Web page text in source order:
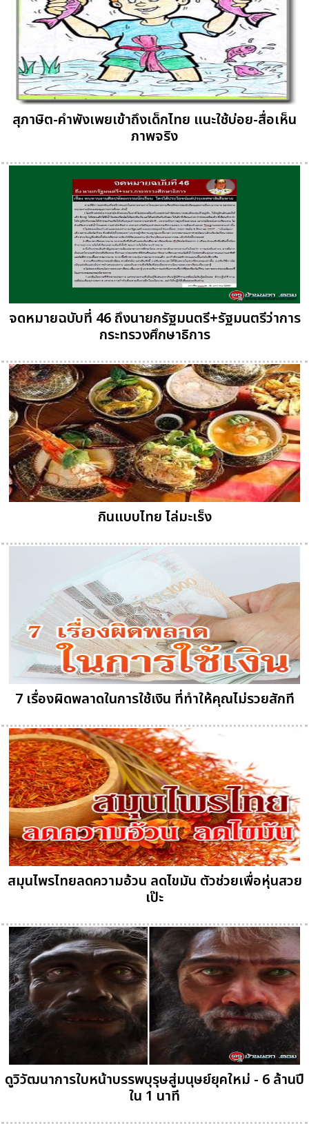
สุภาษิต-คำพังเพยเข้าถึงเด็กไทย แนะใช้บ่อย-สื่อเห็น
ภาพจริง
จดหมายฉบับที่ 46 ถึงนายกรัฐมนตรี+รัฐมนตรีว่าการ
กระทรวงศึกษาธิการ
กินแบบไทย ไล่มะเร็ง
7 เรื่องผิดพลาดในการใช้เงิน ที่ทำให้คุณไม่รวยสักที
สมุนไพรไทยลดความอ้วน ลดไขมัน ตัวช่วยเพื่อหุ่นสวย
เป๊ะ
ดูวิวัฒนาการใบหน้าบรรพบุรุษสู่มนุษย์ยุคใหม่ - 6 ล้านปี
ใน 1 นาที